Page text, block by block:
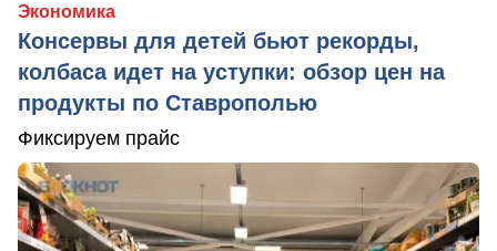
Экономика
Консервы для детей бьют рекорды,
колбаса идет на уступки: обзор цен на
продукты по Ставрополью
Фиксируем прайс